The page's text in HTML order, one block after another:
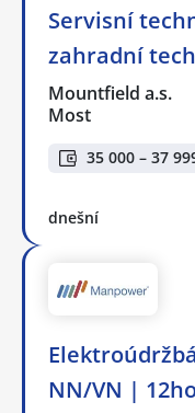
Servisní
zahradní
Mountfield a.s.
Most
35 000 – 37
dnešní
NN/VN |